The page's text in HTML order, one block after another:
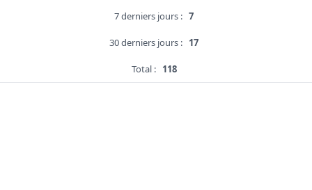
7 derniers jours : 7
30 derniers jours : 17
Total : 118